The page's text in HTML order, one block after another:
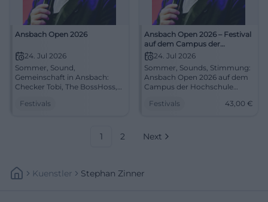
Ansbach Open 2026
24. Jul 2026
Sommer, Sound,
Gemeinschaft in Ansbach:
Checker Tobi, The BossHoss,
24.–26.07., zentraler Campus,
Festivals
Ansbach Open 2026 – Festival
auf dem Campus der
Hochschule Ansbach
24. Jul 2026
Sommer, Sounds, Stimmung:
Ansbach Open 2026 auf dem
Campus der Hochschule
bis Rock-Headliner. 24.–26.07.,
#AnsbachOpen
Festivals 43,00 €
1 2 Next
Kuenstler Stephan Zinner